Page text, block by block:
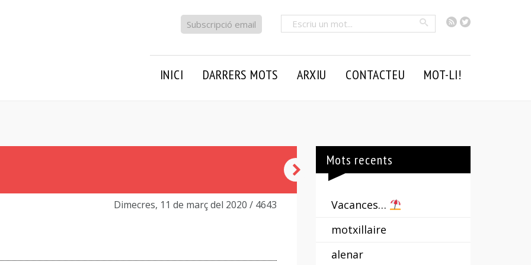
RSSTwitter
Cercar
Subscripció email
INICI DARRERS MOTS ARXIU CONTACTEU MOT-LI!
Dimecres, 11 de març del 2020 / 4643
arrapar-
Mots recents
Vacances…
motxillaire
alenar